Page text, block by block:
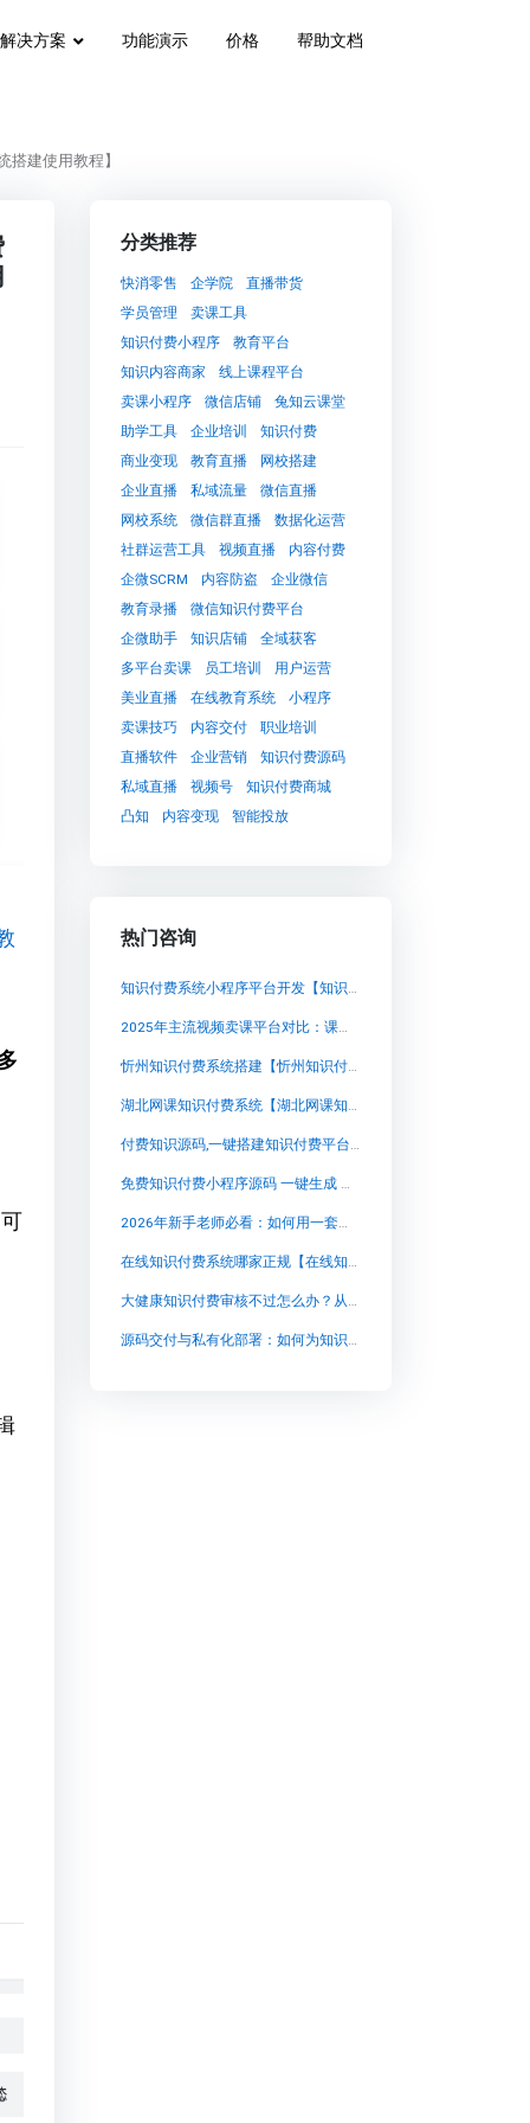
解决方案 功能演示 价格 帮助文档
建使用教程】
分类推荐
快消零售 企学院
直播带货
学员管理
卖课工具
知识付费小程序
教育平台
知识内容商家
线上课程平台
卖课小程序
微信店铺
兔知云课堂
助学工具
企业培训
知识付费
商业变现
教育直播
网校搭建
企业直播
私域流量
微信直播
网校系统
微信群直播
数据化运营
社群运营工具
视频直播
内容付费
企微SCRM
内容防盗
企业微信
教育录播
微信知识付费平台
企微助手
知识店铺
全域获客
多平台卖课
员工培训
用户运营
美业直播
在线教育系统
小程序
卖课技巧
内容交付
职业培训
直播软件
企业营销
知识付费源码
私域直播
视频号
知识付费商城
凸知
内容变现 智能投放
热门咨询
知识付费系统小程序平台开发【知识付费系统小程序平台开发知识付费系统系统怎么制作，知识付费系统搭建使用教程】
2025年主流视频卖课平台对比：课堂街、千聊及更多选择
忻州知识付费系统搭建【忻州知识付费系统搭建知识付费系统系统怎么制作，知识付费系统搭建使用教程】
湖北网课知识付费系统【湖北网课知识付费系统知识付费系统系统怎么制作，知识付费系统搭建使用教程】
付费知识源码,一键搭建知识付费平台,限时免费体验!【付费知识源码,一键搭建知识付费平台,限时免费体验!知识付费系统系统怎么制作，知识付费系统搭建使用教程】
免费知识付费小程序源码 一键生成 小程序【免费知识付费小程序源码 一键生成 小程序知识付费系统系统怎么制作，知识付费系统搭建使用教程】
2026年新手老师必看：如何用一套系统，把直播流量稳稳变成课程收入？
在线知识付费系统哪家正规【在线知识付费系统哪家正规知识付费系统系统怎么制作，知识付费系统搭建使用教程】
大健康知识付费审核不过怎么办？从合规表达到私有化部署的稳定交付思路
源码交付与私有化部署：如何为知识付费业务选择长期可靠的在线教育系统